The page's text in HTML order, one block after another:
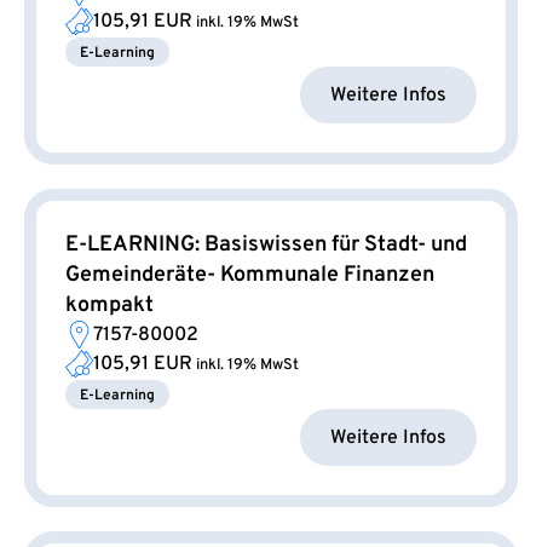
105,91 EUR inkl. 19% MwSt
E-Learning
Weitere Infos
E-LEARNING: Basiswissen für Stadt- und
Gemeinderäte- Kommunale Finanzen
kompakt
7157-80002
105,91 EUR inkl. 19% MwSt
E-Learning
Weitere Infos